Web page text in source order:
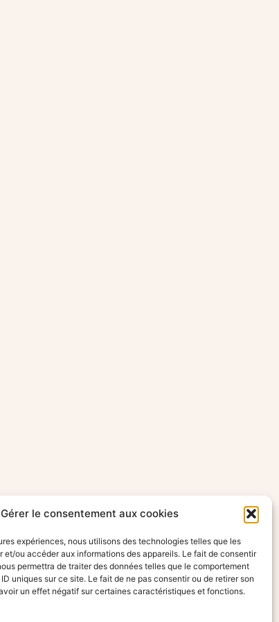
Gérer le consentement aux cookies
expériences, nous utilisons des technologies telles que les
et/ou accéder aux informations des appareils. Le fait de consentir
permettra de traiter des données telles que le comportement
uniques sur ce site. Le fait de ne pas consentir ou de retirer son
un effet négatif sur certaines caractéristiques et fonctions.